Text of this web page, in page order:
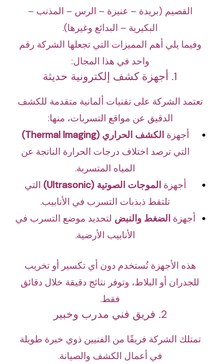
القصيم (بريدة – عنيزة – الرس – المذنب –
البكيرية – البدائع وغيرها).
وفيما يلي أهم المميزات التي تجعلها الشركة رقم
واحد في هذا المجال:
1. أجهزة كشف إلكترونية حديثة
تعتمد الشركة على تقنيات ألمانية متقدمة للكشف
الدقيق عن مواقع التسربات، منها:
أجهزةالكشف الحراري (Thermal Imaging)
التي ترصد اختلاف درجات الحرارة الناتجة عن
المياه المتسربة.
أجهزةالموجات الصوتية (Ultrasonic)
التي
تلتقط ذبذبات التسرب في الأنابيب.
أجهزةالضغط والنبض لتحديد موضع التسرب في
الأنابيب الأرضية.
هذه الأجهزة تُستخدم دون أي تكسير أو تخريب
للجدران أو البلاط، وتوفر نتائج دقيقة خلال دقائق
فقط.
2. فريق فني مدرب وخبير
تمتلك الشركة فريقًا من الفنيين ذوي خبرة طويلة
في أعمال الكشف والصيانة.